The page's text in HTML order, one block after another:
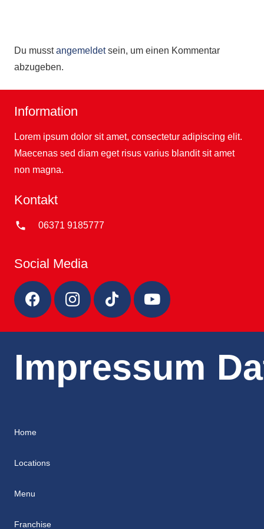
Du musstangemeldetsein, um einen Kommentar
abzugeben.
Information
Lorem ipsum dolor sit amet, consectetur adipiscing elit.
Maecenas sed diam eget risus varius blandit sit amet
non magna.
Kontakt
phone 06371 9185777
Social Media
Impressum
Home
Locations
Menu
Franchise